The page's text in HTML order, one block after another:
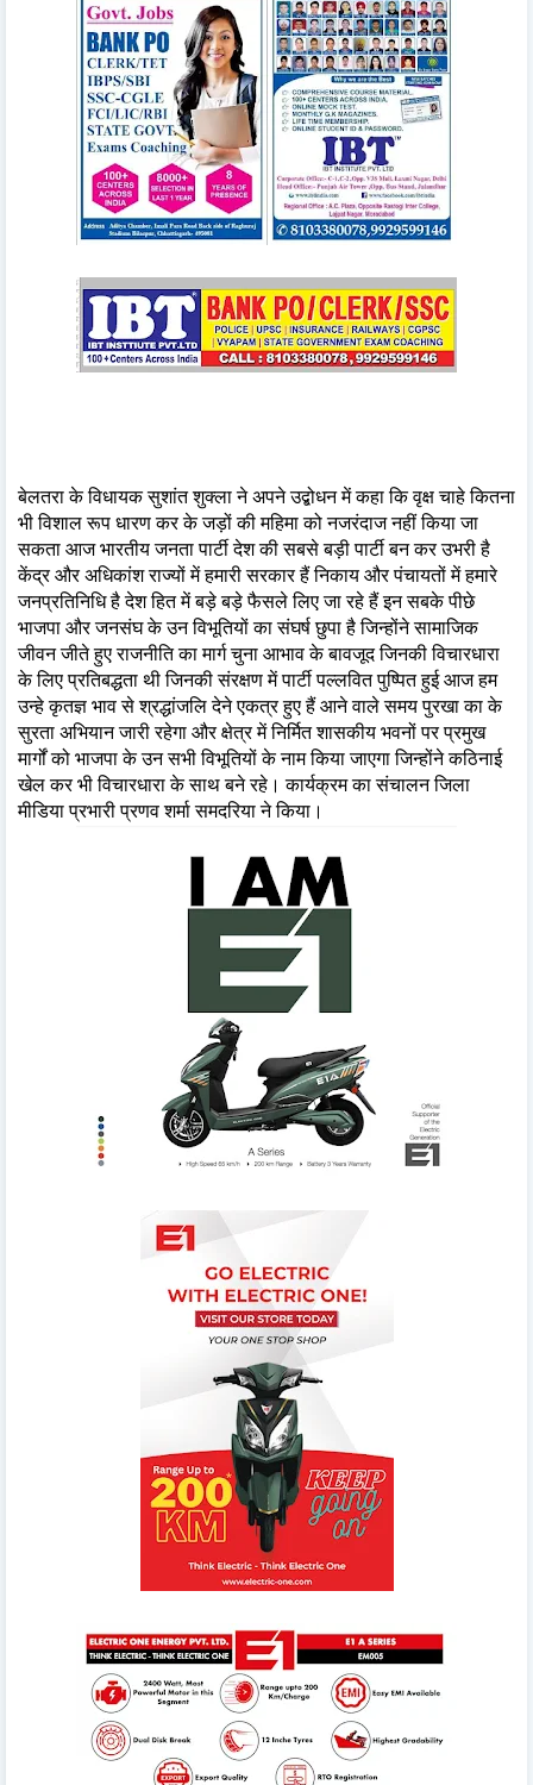
बेलतरा के विधायक सुशांत शुक्ला ने अपने उद्बोधन में कहा कि वृक्ष चाहे कितना
भी विशाल रूप धारण कर के जड़ों की महिमा को नजरंदाज नहीं किया जा
सकता आज भारतीय जनता पार्टी देश की सबसे बड़ी पार्टी बन कर उभरी है
केंद्र और अधिकांश राज्यों में हमारी सरकार हैं निकाय और पंचायतों में हमारे
जनप्रतिनिधि है देश हित में बड़े बड़े फैसले लिए जा रहे हैं इन सबके पीछे
भाजपा और जनसंघ के उन विभूतियों का संघर्ष छुपा है जिन्होंने सामाजिक
जीवन जीते हुए राजनीति का मार्ग चुना आभाव के बावजूद जिनकी विचारधारा
के लिए प्रतिबद्धता थी जिनकी संरक्षण में पार्टी पल्लवित पुष्पित हुई आज हम
उन्हे कृतज्ञ भाव से श्रद्धांजलि देने एकत्र हुए हैं आने वाले समय पुरखा का के
सुरता अभियान जारी रहेगा और क्षेत्र में निर्मित शासकीय भवनों पर प्रमुख
मार्गों को भाजपा के उन सभी विभूतियों के नाम किया जाएगा जिन्होंने कठिनाई
खेल कर भी विचारधारा के साथ बने रहे। कार्यक्रम का संचालन जिला
मीडिया प्रभारी प्रणव शर्मा समदरिया ने किया।